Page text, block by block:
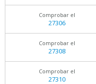
Comprobar el
27306
Comprobar el
27308
Comprobar el
27310